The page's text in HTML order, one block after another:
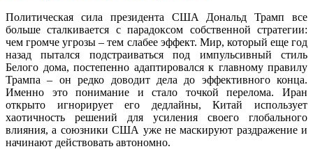
Политическая сила президента США Дональд Трамп все
больше сталкивается с парадоксом собственной стратегии:
чем громче угрозы – тем слабее эффект. Мир, который еще год
назад пытался подстраиваться под импульсивный стиль
Белого дома, постепенно адаптировался к главному правилу
Трампа – он редко доводит дела до эффективного конца.
Именно это понимание и стало точкой перелома. Иран
открыто игнорирует его дедлайны, Китай использует
хаотичность решений для усиления своего глобального
влияния, а союзники США уже не маскируют раздражение и
начинают действовать автономно.